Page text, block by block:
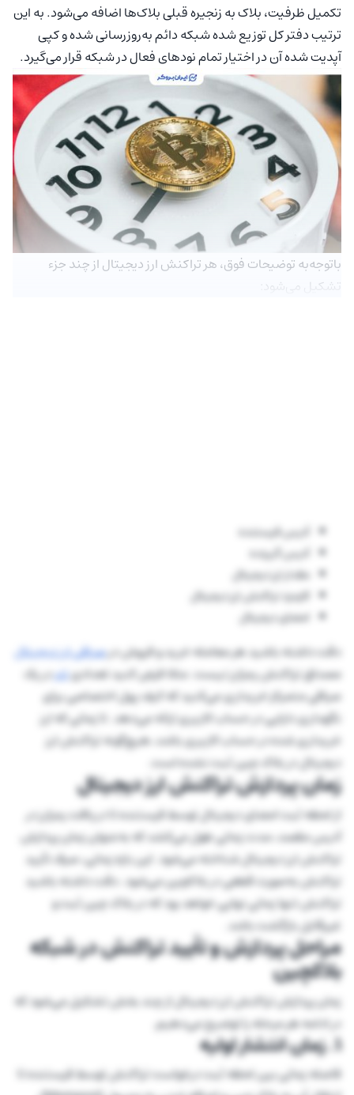
تکمیل ظرفیت، بلاک به زنجیره قبلی بلاک‌ها اضافه می‌شود. به این
ترتیب دفتر کل توزیع شده شبکه دائم به‌روزرسانی شده و کپی
آپدیت شده آن در اختیار تمام نودهای فعال در شبکه قرار می‌گیرد.
باتوجه‌به توضیحات فوق، هر تراکنش ارز دیجیتال از چند جزء
تشکیل می‌شود:
آدرس فرستنده
آدرس گیرنده
مقدار ارز دیجیتال
کارمزد تراکنش ارز دیجیتال
امضای دیجیتال
دقت داشته باشید هر معامله خرید و فروش درصرافی ارز دیجیتال
مصداق تراکنش رمزارز نیست. مثلا فرض کنید تعدادیتتردر یک
صرافی متمرکز خریداری می‌کنید که کیف پول اختصاصی برای
نگهداری دارایی در حساب کاربری ارائه می‌دهد. تا زمانی که ارز
خریداری شده در حساب کاربری باشد، هیچ‌گونه تراکنش ارز
دیجیتال در بلاک چین ثبت نشده است.
زمان پردازش تراکنش ارز دیجیتال
از لحظه ثبت امضای دیجیتال توسط فرستنده تا دریافت رمزارز در
آدرس مقصد، مدت زمانی طول می‌کشد که به‌عنوان زمان پردازش
تراکنش ارز دیجیتال شناخته می‌شود. این بازه زمانی، صرف تأیید
تراکنش به‌صورت قطعی در بلاکچین می‌شود. دقت داشته باشید
تراکنش تنها زمانی نهایی خواهد بود که در بلاک چین ثبت و
غیرقابل بازگشت باشد.
مراحل پردازش و تأیید تراکنش در شبکه
بلاکچین
زمان پردازش تراکنش ارز دیجیتال از چند بخش تشکیل می‌شود که
در ادامه هر مرحله را توضیح می‌دهیم.
1. زمان انتشار اولیه
فاصله زمانی بین لحظه ثبت درخواست تراکنش توسط فرستنده تا